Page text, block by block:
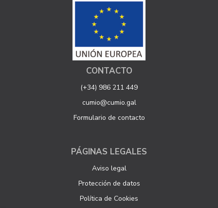
CONTACTO
(+34) 986 211 449
cumio@cumio.gal
Formulario de contacto
PÁGINAS LEGALES
Aviso legal
Protección de datos
Política de Cookies